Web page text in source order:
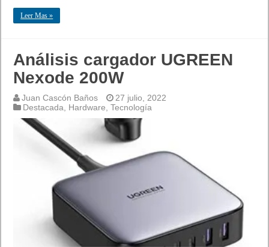
Leer Mas »
Análisis cargador UGREEN
Nexode 200W
Juan Cascón Baños
27 julio, 2022
Destacada
Hardware ,Tecnología